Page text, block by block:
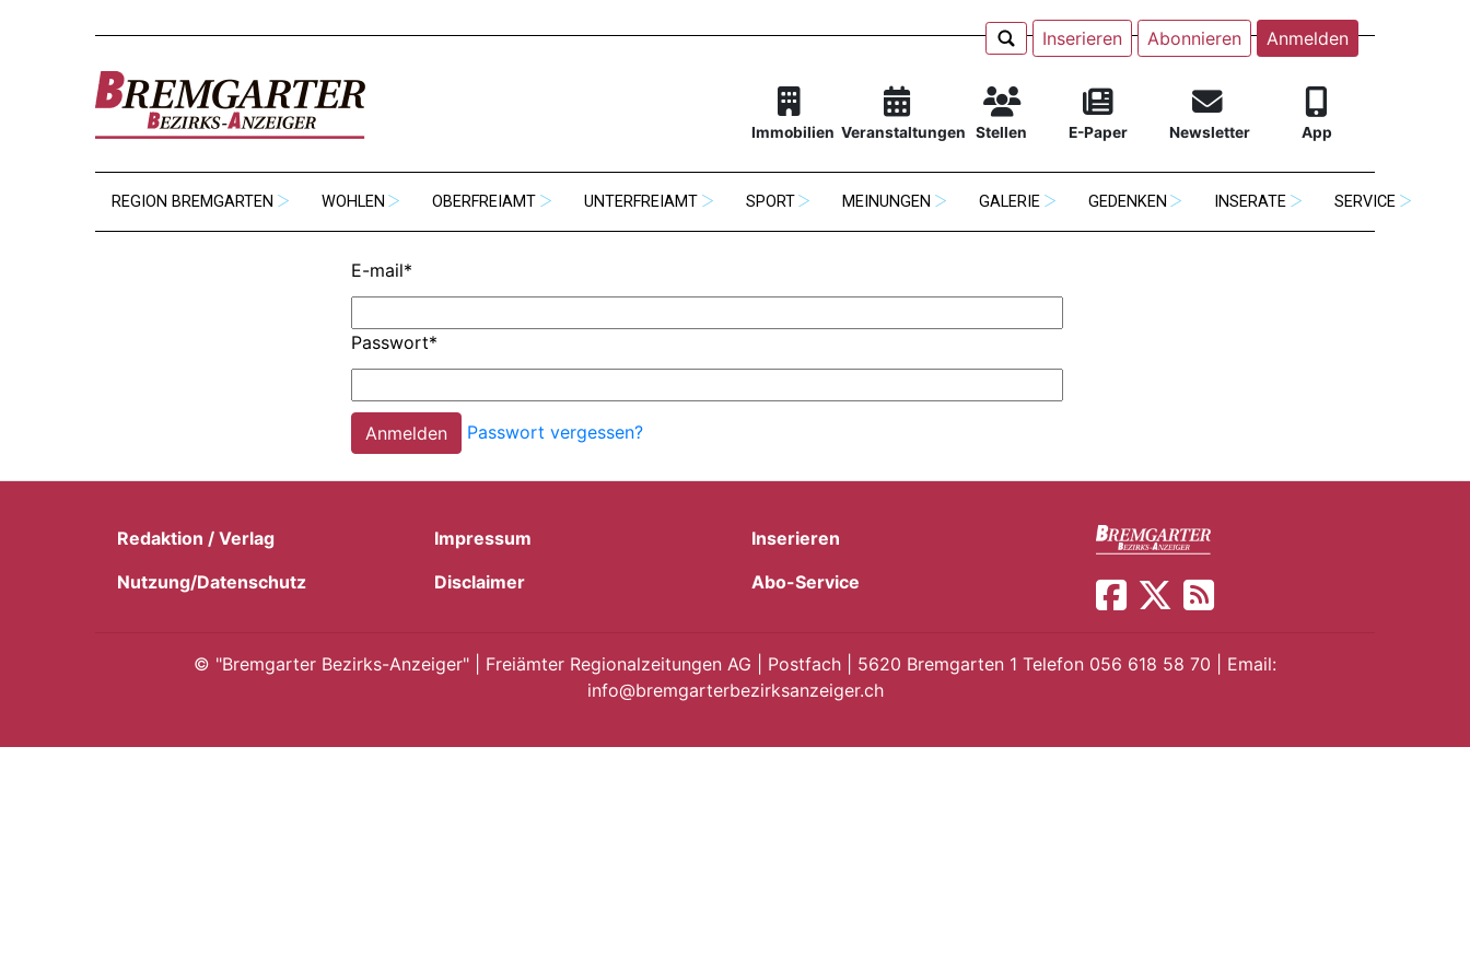
Inserieren Abonnieren Anmelden
Immobilien Veranstaltungen Stellen E-Paper Newsletter App
REGION BREMGARTEN WOHLEN OBERFREIAMT UNTERFREIAMT SPORT MEINUNGEN GALERIE GEDENKEN INSERATE SERVICE
E-mail*
Passwort*
Passwort vergessen?
Redaktion / Verlag Impressum
Inserieren
Nutzung/Datenschutz
Disclaimer Abo-Service
© "Bremgarter Bezirks-Anzeiger" | Freiämter Regionalzeitungen AG | Postfach | 5620 Bremgarten 1 Telefon 056 618 58 70 | Email:
info@bremgarterbezirksanzeiger.ch